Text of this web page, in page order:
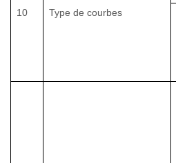
10 Type de courbes